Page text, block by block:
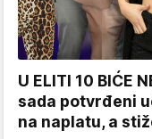
U ELITI 10 BIĆE
sada potvrđeni
na naplatu, a